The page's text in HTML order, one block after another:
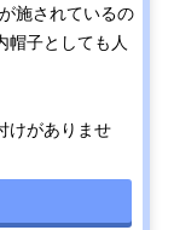
施されているの
帽子としても人
けがありませ